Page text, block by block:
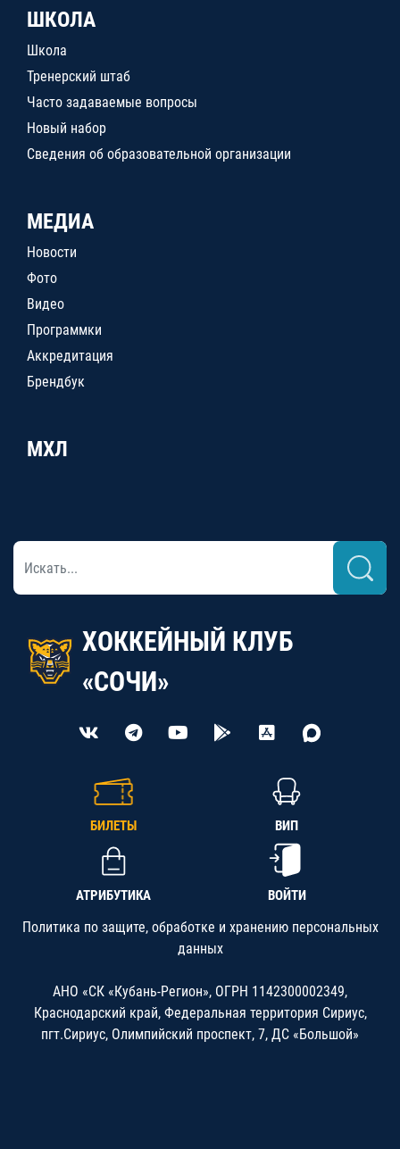
ШКОЛА
Школа
Тренерский штаб
Часто задаваемые вопросы
Новый набор
Сведения об образовательной организации
МЕДИА
Новости
Фото
Видео
Программки
Аккредитация
Брендбук
МХЛ
ХОККЕЙНЫЙ КЛУБ
«СОЧИ»
БИЛЕТЫ ВИП
АТРИБУТИКА ВОЙТИ
Политика по защите, обработке и хранению персональных
данных
АНО «СК «Кубань-Регион», ОГРН 1142300002349,
Краснодарский край, Федеральная территория Сириус,
пгт.Сириус, Олимпийский проспект, 7, ДС «Большой»